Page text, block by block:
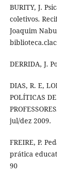
BURITY, J.
coletivos.
Joaquim
DERRIDA, J.
DIAS, R. E,
POLÍTICAS
jul/dez 2009.
FREIRE, P.
prática
90